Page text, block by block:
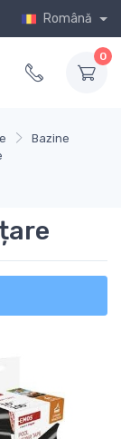
Română
0
Bazine